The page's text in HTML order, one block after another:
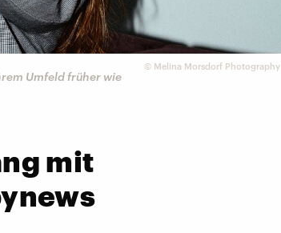
© Melina Morsdorf Photography
Umfeld früher wie
mit